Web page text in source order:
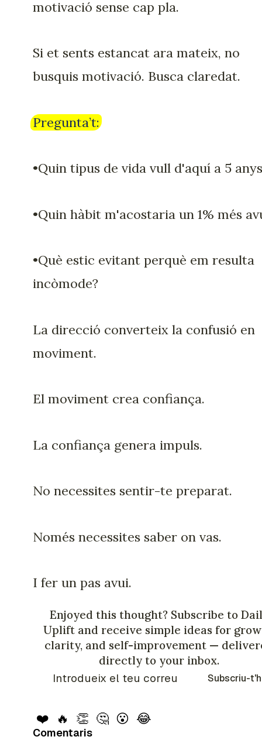
motivació sense cap pla.
Si et sents estancat ara mateix, no
busquis motivació. Busca claredat.
Pregunta’t:
•Quin tipus de vida vull d'aquí a 5
•Quin hàbit m'acostaria un 1% més
•Què estic evitant perquè em resulta
incòmode?
La direcció converteix la confusió en
moviment.
El moviment crea confiança.
La confiança genera impuls.
No necessites sentir-te preparat.
Només necessites saber on vas.
I fer un pas avui.
Enjoyed this thought? Subscribe to
Uplift and receive simple ideas for
clarity, and self-improvement —
directly to your inbox.
Subscriu-
❤️ 🔥 👏 🤔 😮 😂
Comentaris